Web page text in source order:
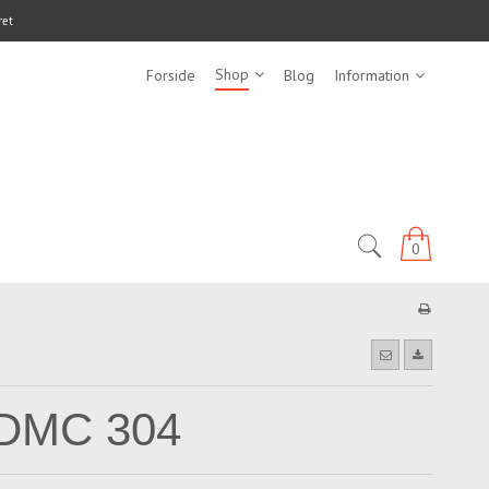
Forside Shop Blog Information
0
304